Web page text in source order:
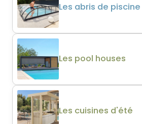
Les abris de piscine
Les pool houses
Les cuisines d'été